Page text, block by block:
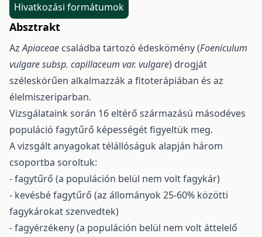
Hivatkozási formátumok
Absztrakt
AzApiaceae családba tartozó édeskömény (Foeniculum
vulgare subsp. capillaceum var. vulgare) drogját
széleskörűen alkalmazzák a fitoterápiában és az
élelmiszeriparban.
Vizsgálataink során 16 eltérő származású másodéves
populáció fagytűrő képességét figyeltük meg.
A vizsgált anyagokat télállóságuk alapján három
csoportba soroltuk:
- fagytűrő (a populáción belül nem volt fagykár)
- kevésbé fagytűrő (az állományok 25-60% közötti
fagykárokat szenvedtek)
- fagyérzékeny (a populáción belül nem volt áttelelő